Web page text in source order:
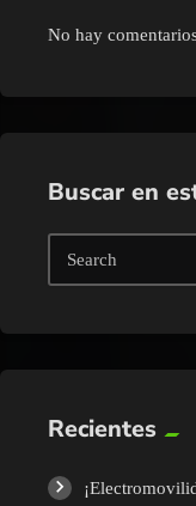
No hay
Buscar en
Search
Recientes